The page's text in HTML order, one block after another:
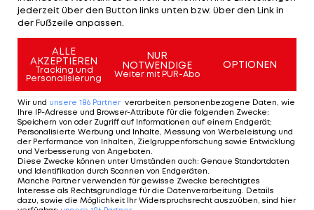
seinem Hammer-Transfer nie erfüllen.
Zeiten.
1 VON 19
KOMMENTARE
jederzeit über den Button links unten bzw. über den Link in
der Fußzeile anpassen.
ALLE
AKZEPTIEREN
Tracking und
Personalisierung
NUR
NOTWENDIGE
Weiter mit PUR-Abo
OPTIONEN
Wir und unsere 186 Partner verarbeiten personenbezogene Daten, wie
Ihre IP-Adresse und Browser-Attribute für die folgenden Zwecke:
Speichern von oder Zugriff auf Informationen auf einem Endgerät;
Personalisierte Werbung und Inhalte, Messung von Werbeleistung und
der Performance von Inhalten, Zielgruppenforschung sowie Entwicklung
und Verbesserung von Angeboten
Diese Zwecke können unter Umständen auch: Genaue Standortdaten
und Identifikation durch Scannen von Endgeräten
Manche Partner verwenden für gewisse Zwecke berechtigtes
Interesse als Rechtsgrundlage für die Datenverarbeitung. Details
dazu, sowie die Möglichkeit Ihr Widerspruchsrecht auszuüben, sind hier